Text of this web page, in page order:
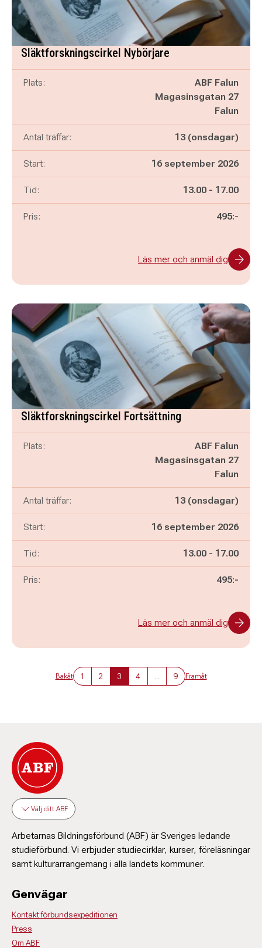
Släktforskningscirkel Nybörjare
Plats:
ABF Falun
Magasinsgatan 27
Falun
Antal träffar: 13 (onsdagar)
Start: 16 september 2026
Tid: Pågår mellan
13.00 - och
17.00
Pris: 495:-
Läs mer och anmäl dig
Släktforskningscirkel Fortsättning
Plats:
ABF Falun
Magasinsgatan 27
Falun
Antal träffar: 13 (onsdagar)
Start: 16 september 2026
Tid: Pågår mellan
13.00 - och
17.00
Pris: 495:-
Läs mer och anmäl dig
Bakåt 1 2 3 4 9 Framåt
Välj ditt ABF
Arbetarnas Bildningsförbund (ABF) är Sveriges ledande
studieförbund. Vi erbjuder studiecirklar, kurser, föreläsningar
samt kulturarrangemang i alla landets kommuner.
Genvägar
Kontakt förbundsexpeditionen
Press
Om ABF